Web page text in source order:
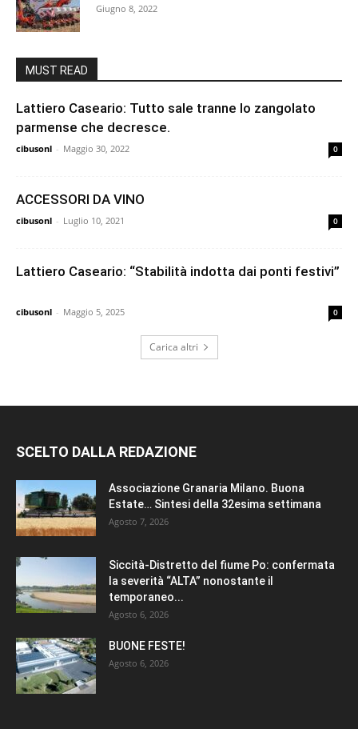
Giugno 8, 2022
MUST READ
Lattiero Caseario: Tutto sale tranne lo zangolato
parmense che decresce.
cibusonl - Maggio 30, 2022 0
ACCESSORI DA VINO
cibusonl - Luglio 10, 2021 0
Lattiero Caseario: “Stabilità indotta dai ponti festivi”
cibusonl - Maggio 5, 2025 0
Carica altri
SCELTO DALLA REDAZIONE
Associazione Granaria Milano. Buona
Estate… Sintesi della 32esima settimana
Agosto 7, 2026
Siccità-Distretto del fiume Po: confermata
la severità “ALTA” nonostante il
temporaneo...
Agosto 6, 2026
BUONE FESTE!
Agosto 6, 2026